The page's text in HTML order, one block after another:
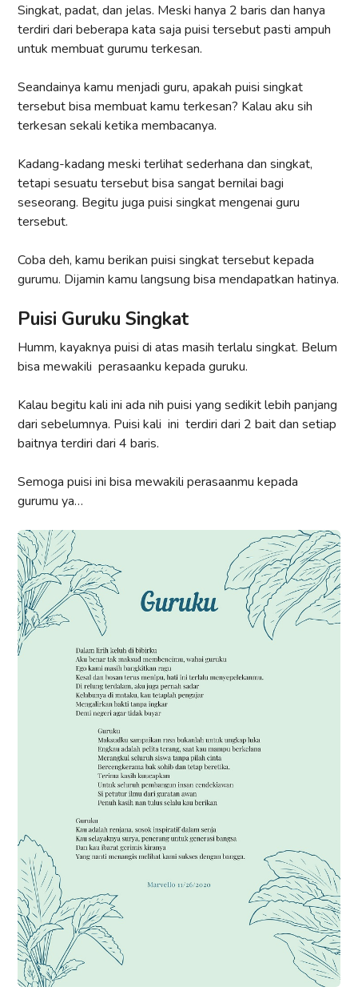
Singkat, padat, dan jelas. Meski hanya 2 baris dan hanya
terdiri dari beberapa kata saja puisi tersebut pasti ampuh
untuk membuat gurumu terkesan.
Seandainya kamu menjadi guru, apakah puisi singkat
tersebut bisa membuat kamu terkesan? Kalau aku sih
terkesan sekali ketika membacanya.
Kadang-kadang meski terlihat sederhana dan singkat,
tetapi sesuatu tersebut bisa sangat bernilai bagi
seseorang. Begitu juga puisi singkat mengenai guru
tersebut.
Coba deh, kamu berikan puisi singkat tersebut kepada
gurumu. Dijamin kamu langsung bisa mendapatkan hatinya.
Puisi Guruku Singkat
Humm, kayaknya puisi di atas masih terlalu singkat. Belum
bisa mewakili perasaanku kepada guruku.
Kalau begitu kali ini ada nih puisi yang sedikit lebih panjang
dari sebelumnya. Puisi kali ini terdiri dari 2 bait dan setiap
baitnya terdiri dari 4 baris.
Semoga puisi ini bisa mewakili perasaanmu kepada
gurumu ya…